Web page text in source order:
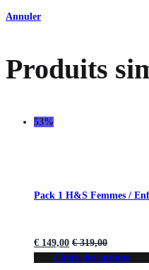
Annuler
Produits
53%
Pack 1 H&S Femmes /
€ 149,00 €319,00
Choix des options